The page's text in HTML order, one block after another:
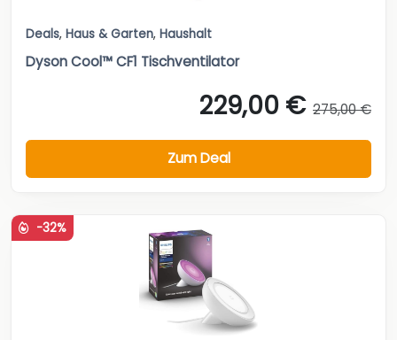
Deals, Haus & Garten, Haushalt
Dyson Cool™ CF1 Tischventilator
229,00 € 275,00 €
Zum Deal
-32%